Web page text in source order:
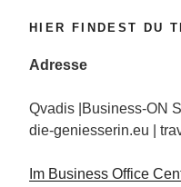
HIER FINDEST DU
Adresse
Qvadis |Business-ON
die-geniesserin.eu |
Im Business Office